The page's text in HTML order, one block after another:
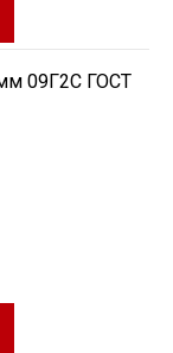
09Г2С ГОСТ